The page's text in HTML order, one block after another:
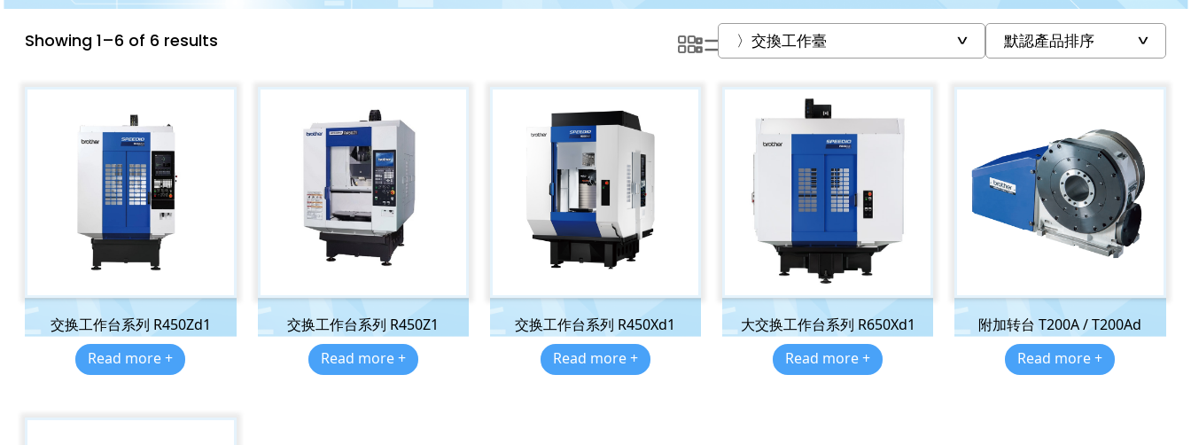
Showing 1–6 of 6 results
交换工作台系列 R450Zd1
Read more +
交换工作台系列 R450Z1
Read more +
交换工作台系列 R450Xd1
Read more +
大交换工作台系列 R650Xd1
Read more +
附加转台 T200A / T200Ad
Read more +